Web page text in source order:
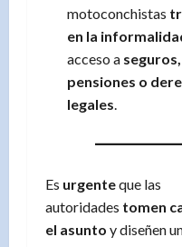
motoconchistas
en la
acceso a seguros,
pensiones o
legales
Es urgenteque las
autoridades tomen
el asunto y diseñen